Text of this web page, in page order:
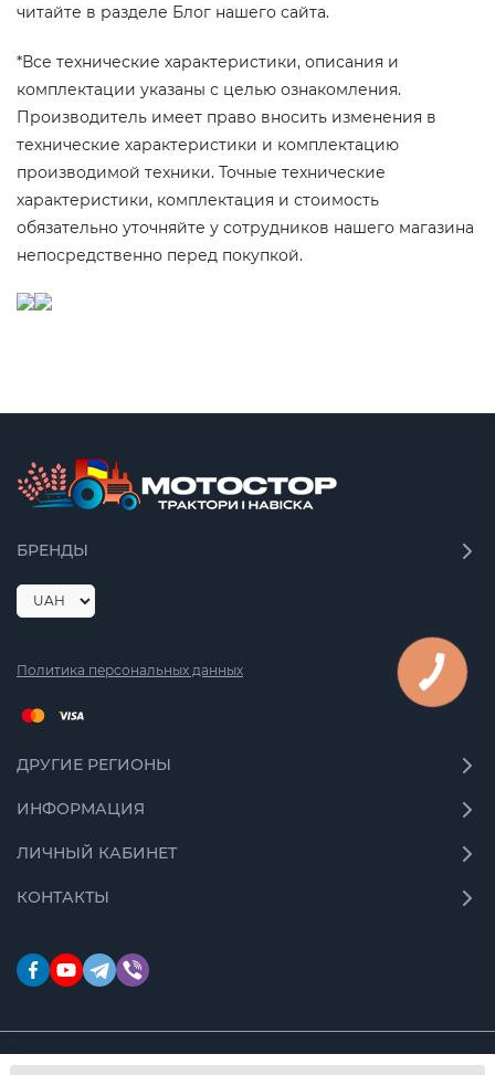
читайте в разделе Блог нашего сайта.
*Все технические характеристики, описания и
комплектации указаны с целью ознакомления.
Производитель имеет право вносить изменения в
технические характеристики и комплектацию
производимой техники. Точные технические
характеристики, комплектация и стоимость
обязательно уточняйте у сотрудников нашего магазина
непосредственно перед покупкой.
БРЕНДЫ
Политика персональных данных
ДРУГИЕ РЕГИОНЫ
ИНФОРМАЦИЯ
ЛИЧНЫЙ КАБИНЕТ
КОНТАКТЫ